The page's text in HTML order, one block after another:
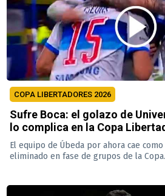
COPA LIBERTADORES 2026
Sufre Boca: el golazo de
lo complica en la Copa
El equipo de Úbeda por ahora cae
eliminado en fase de grupos de la Copa.